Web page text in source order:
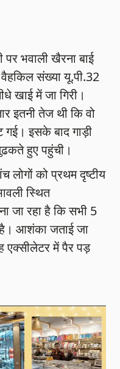
भवाली खैरना बाई
संख्या यू.पी.32
खाई में जा गिरी।
इतनी तेज थी कि वो
इसके बाद गाड़ी
हुए पहुंची।
लोगों को प्रथम दृष्टीय
स्थित
जा रहा है कि सभी 5
है। आशंका जताई जा
एक्सीलेटर में पैर पड़